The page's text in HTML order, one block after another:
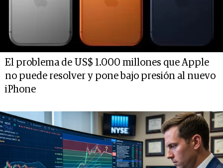
El problema de US$ 1.000 millones que Apple
no puede resolver y pone bajo presión al nuevo
iPhone